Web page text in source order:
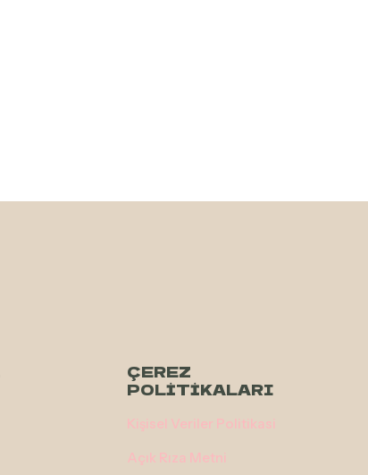
ÇEREZ
POLİTİKALARI
Kişisel Veriler Politikasi
Açık Rıza Metni